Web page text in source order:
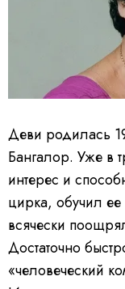
Деви родилась
Бангалор. Уже в
интерес и
цирка, обучил
всячески
Достаточно
«человеческий